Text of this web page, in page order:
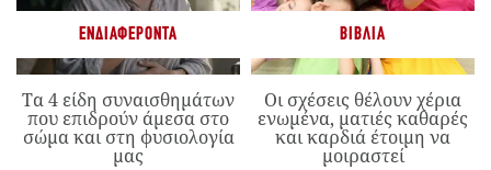
ΕΝΔΙΑΦΈΡΟΝΤΑ
Τα 4 είδη συναισθημάτων
που επιδρούν άμεσα στο
σώμα και στη φυσιολογία
μας
ΒΙΒΛΊΑ
Οι σχέσεις θέλουν χέρια
ενωμένα, ματιές καθαρές
και καρδιά έτοιμη να
μοιραστεί